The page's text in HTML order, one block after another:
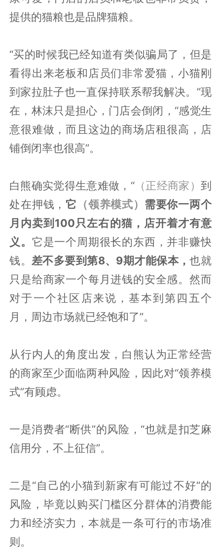
提供的猫粮也是品牌猫粮。
“买的时候我已经知道有类似骗局了，但是
看得出来老板和店员们非常爱猫，小猫刚
到家拉肚子也一直保持联系帮我解决。”现
在，林沫只是担心，门店会倒闭，“感觉生
意很难做，而且这边的商场店租很高，店
铺倒闭率也很高”。
白熊确实觉得生意难做，“（正经商家） 到
处在押钱， 它 （领养模式） 需要你一两个
月内卖到100只左右的猫，店开着才有意
义。 它是一个周期很长的东西，并非赚快
钱。 差不多要到第8、9期才能保本，也就
只是给商家一个每月进钱的安全感。然而
对于一个社区店来说，基本到第四五个
月，周边市场就已经饱和了”。
从行内人的角度出发，白熊认为正常经营
的商家至少面临两种风险，因此对“领养模
式”有顾虑。
一是消费者“断供”的风险，“也就是扣芝麻
信用分，不上征信”。
二是“自己的小猫到新家有可能过不好”的
风险，毕竟以购买门槛区分群体的消费能
力和经济实力，本就是一条可行的市场准
则。